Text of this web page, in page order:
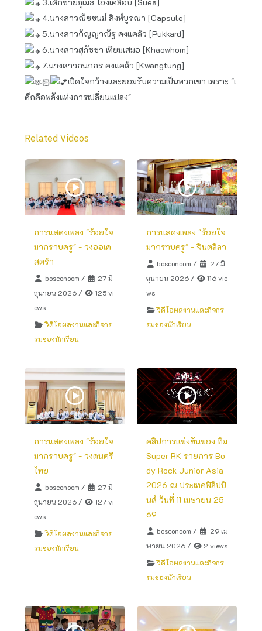
4.นางสาวณัชชนม์ สิงห์บูรณา [Capsule]
5.นางสาวกัญญาณัฐ คงแคล้ว [Pukkard]
6.นางสาวสุภัชชา เทียมเสมอ [Khaowhom]
7.นางสาวกนกกร คงแคล้ว [Kwangtung]
เปิดใจกว้างและยอมรับความเป็นพวกเขา เพราะ "เ
ด็กคือพลังแห่งการเปลี่ยนแปลง"
Related Videos
การแสดงเพลง "ร้อยใจ
มากราบครู" - วงออเค
สตร้า
bosconoom /
27 มิ
ถุนายน 2026 /
125 vi
ews
วิดีโอผลงานและกิจกร
รมของนักเรียน
การแสดงเพลง "ร้อยใจ
มากราบครู" - จินตลีลา
bosconoom /
27 มิ
ถุนายน 2026/
116 vie
ws
วิดีโอผลงานและกิจกร
รมของนักเรียน
การแสดงเพลง "ร้อยใจ
มากราบครู" - วงดนตรี
ไทย
bosconoom /
27 มิ
ถุนายน 2026 /
127 vi
ews
วิดีโอผลงานและกิจกร
รมของนักเรียน
คลิปการแข่งขันของ ทีม
Super RK รายการ Bo
dy Rock Junior Asia
2026 ณ ประเทศฟิลิปปิ
นส์ วันที่ 11 เมษายน 25
69
bosconoom /
29 เม
ษายน 2026/
2 views
วิดีโอผลงานและกิจกร
รมของนักเรียน